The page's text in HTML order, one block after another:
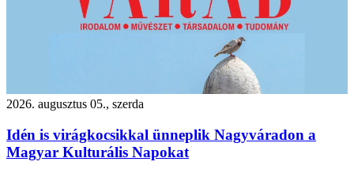
2026. augusztus 05., szerda
Idén is virágkocsikkal ünneplik Nagyváradon a
Magyar Kulturális Napokat